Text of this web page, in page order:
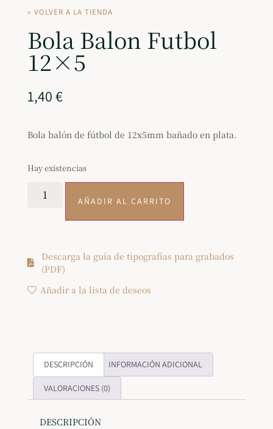
« VOLVER A LA TIENDA
Bola Balon Futbol
12×5
1,40€
Bola balón de fútbol de 12x5mm bañado en plata.
Hay existencias
AÑADIR AL CARRITO
Descarga la guía de tipografías para grabados
(PDF)
Añadir a la lista de deseos
DESCRIPCIÓN INFORMACIÓN ADICIONAL
VALORACIONES (0)
DESCRIPCIÓN